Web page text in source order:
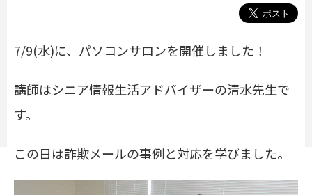
7/9(水)に、 パソコンサロンを開催しました！
講師はシニア情報生活アドバイザーの清水先生で
す。
この日は詐欺メールの事例と対応を学びました。